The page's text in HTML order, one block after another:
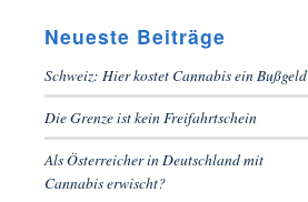
Neueste Beiträge
Schweiz: Hier kostet Cannabis ein Bußgeld
Die Grenze ist kein Freifahrtschein
Als Österreicher in Deutschland mit
Cannabis erwischt?